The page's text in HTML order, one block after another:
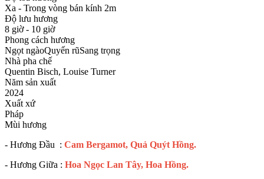
Xa - Trong vòng bán kính 2m
Độ lưu hương
8 giờ - 10 giờ
Phong cách hương
Ngọt ngàoQuyến rũSang trọng
Nhà pha chế
Quentin Bisch, Louise Turner
Năm sản xuất
2024
Xuất xứ
Pháp
Mùi hương
- Hương Đầu : Cam Bergamot, Quả Quýt Hồng.
- Hương Giữa : Hoa Ngọc Lan Tây, Hoa Hồng.